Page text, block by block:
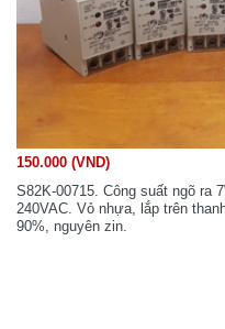
150.000 (VND)
S82K-00715. Công suất ngõ ra
240VAC. Vỏ nhựa, lắp trên
90%, nguyên zin.